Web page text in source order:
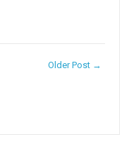
Older Post →